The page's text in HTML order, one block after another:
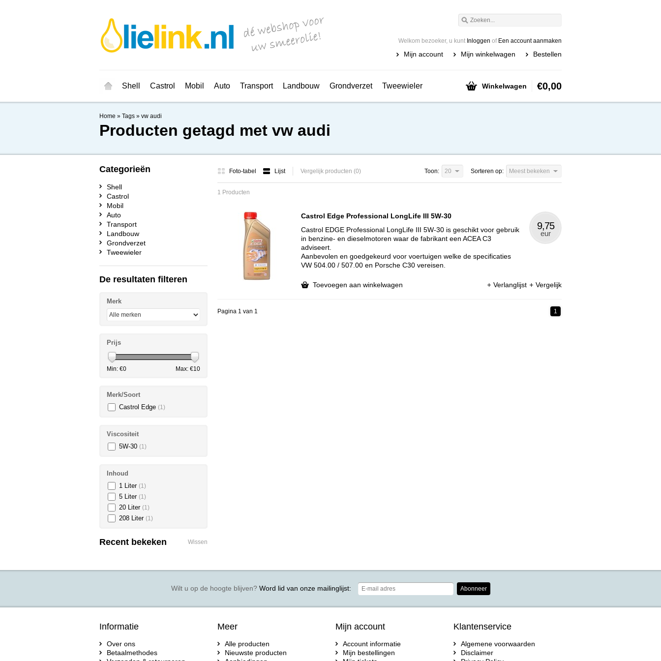
Welkom bezoeker, u kunt Inloggen of Een account aanmaken
Mijn account Mijn winkelwagen Bestellen
Shell Castrol Mobil Auto Transport Landbouw Grondverzet Tweewieler Winkelwagen €0,00
Home » Tags » vw audi
Producten getagd met vw audi
Foto-tabel Lijst Vergelijk producten (0) Sorteren op: Meest bekeken
Toon: 20
1 Producten
Castrol Edge Professional LongLife III 5W-30
Castrol EDGE Professional LongLife III 5W-30 is geschikt voor gebruik
in benzine- en dieselmotoren waar de fabrikant een ACEA C3
adviseert.
Aanbevolen en goedgekeurd voor voertuigen welke de specificaties
VW 504.00 / 507.00 en Porsche C30 vereisen.
9,75
eur
Toevoegen aan winkelwagen Verlanglijst Vergelijk
Pagina 1 van 1 1
Categorieën
Shell
Castrol
Mobil
Auto
Transport
Landbouw
Grondverzet
Tweewieler
De resultaten filteren
Merk
Prijs
Min: €0 Max: €10
Merk/Soort
Castrol Edge (1)
Viscositeit
5W-30 (1)
Inhoud
1 Liter (1)
5 Liter (1)
20 Liter (1)
208 Liter (1)
Recent bekeken Wissen
Wilt u op de hoogte blijven?Word lid van onze mailinglijst: Abonneer
Informatie
Over ons
Betaalmethodes
Meer
Alle producten
Nieuwste producten
Mijn account
Account informatie
Mijn bestellingen
Klantenservice
Algemene voorwaarden
Disclaimer